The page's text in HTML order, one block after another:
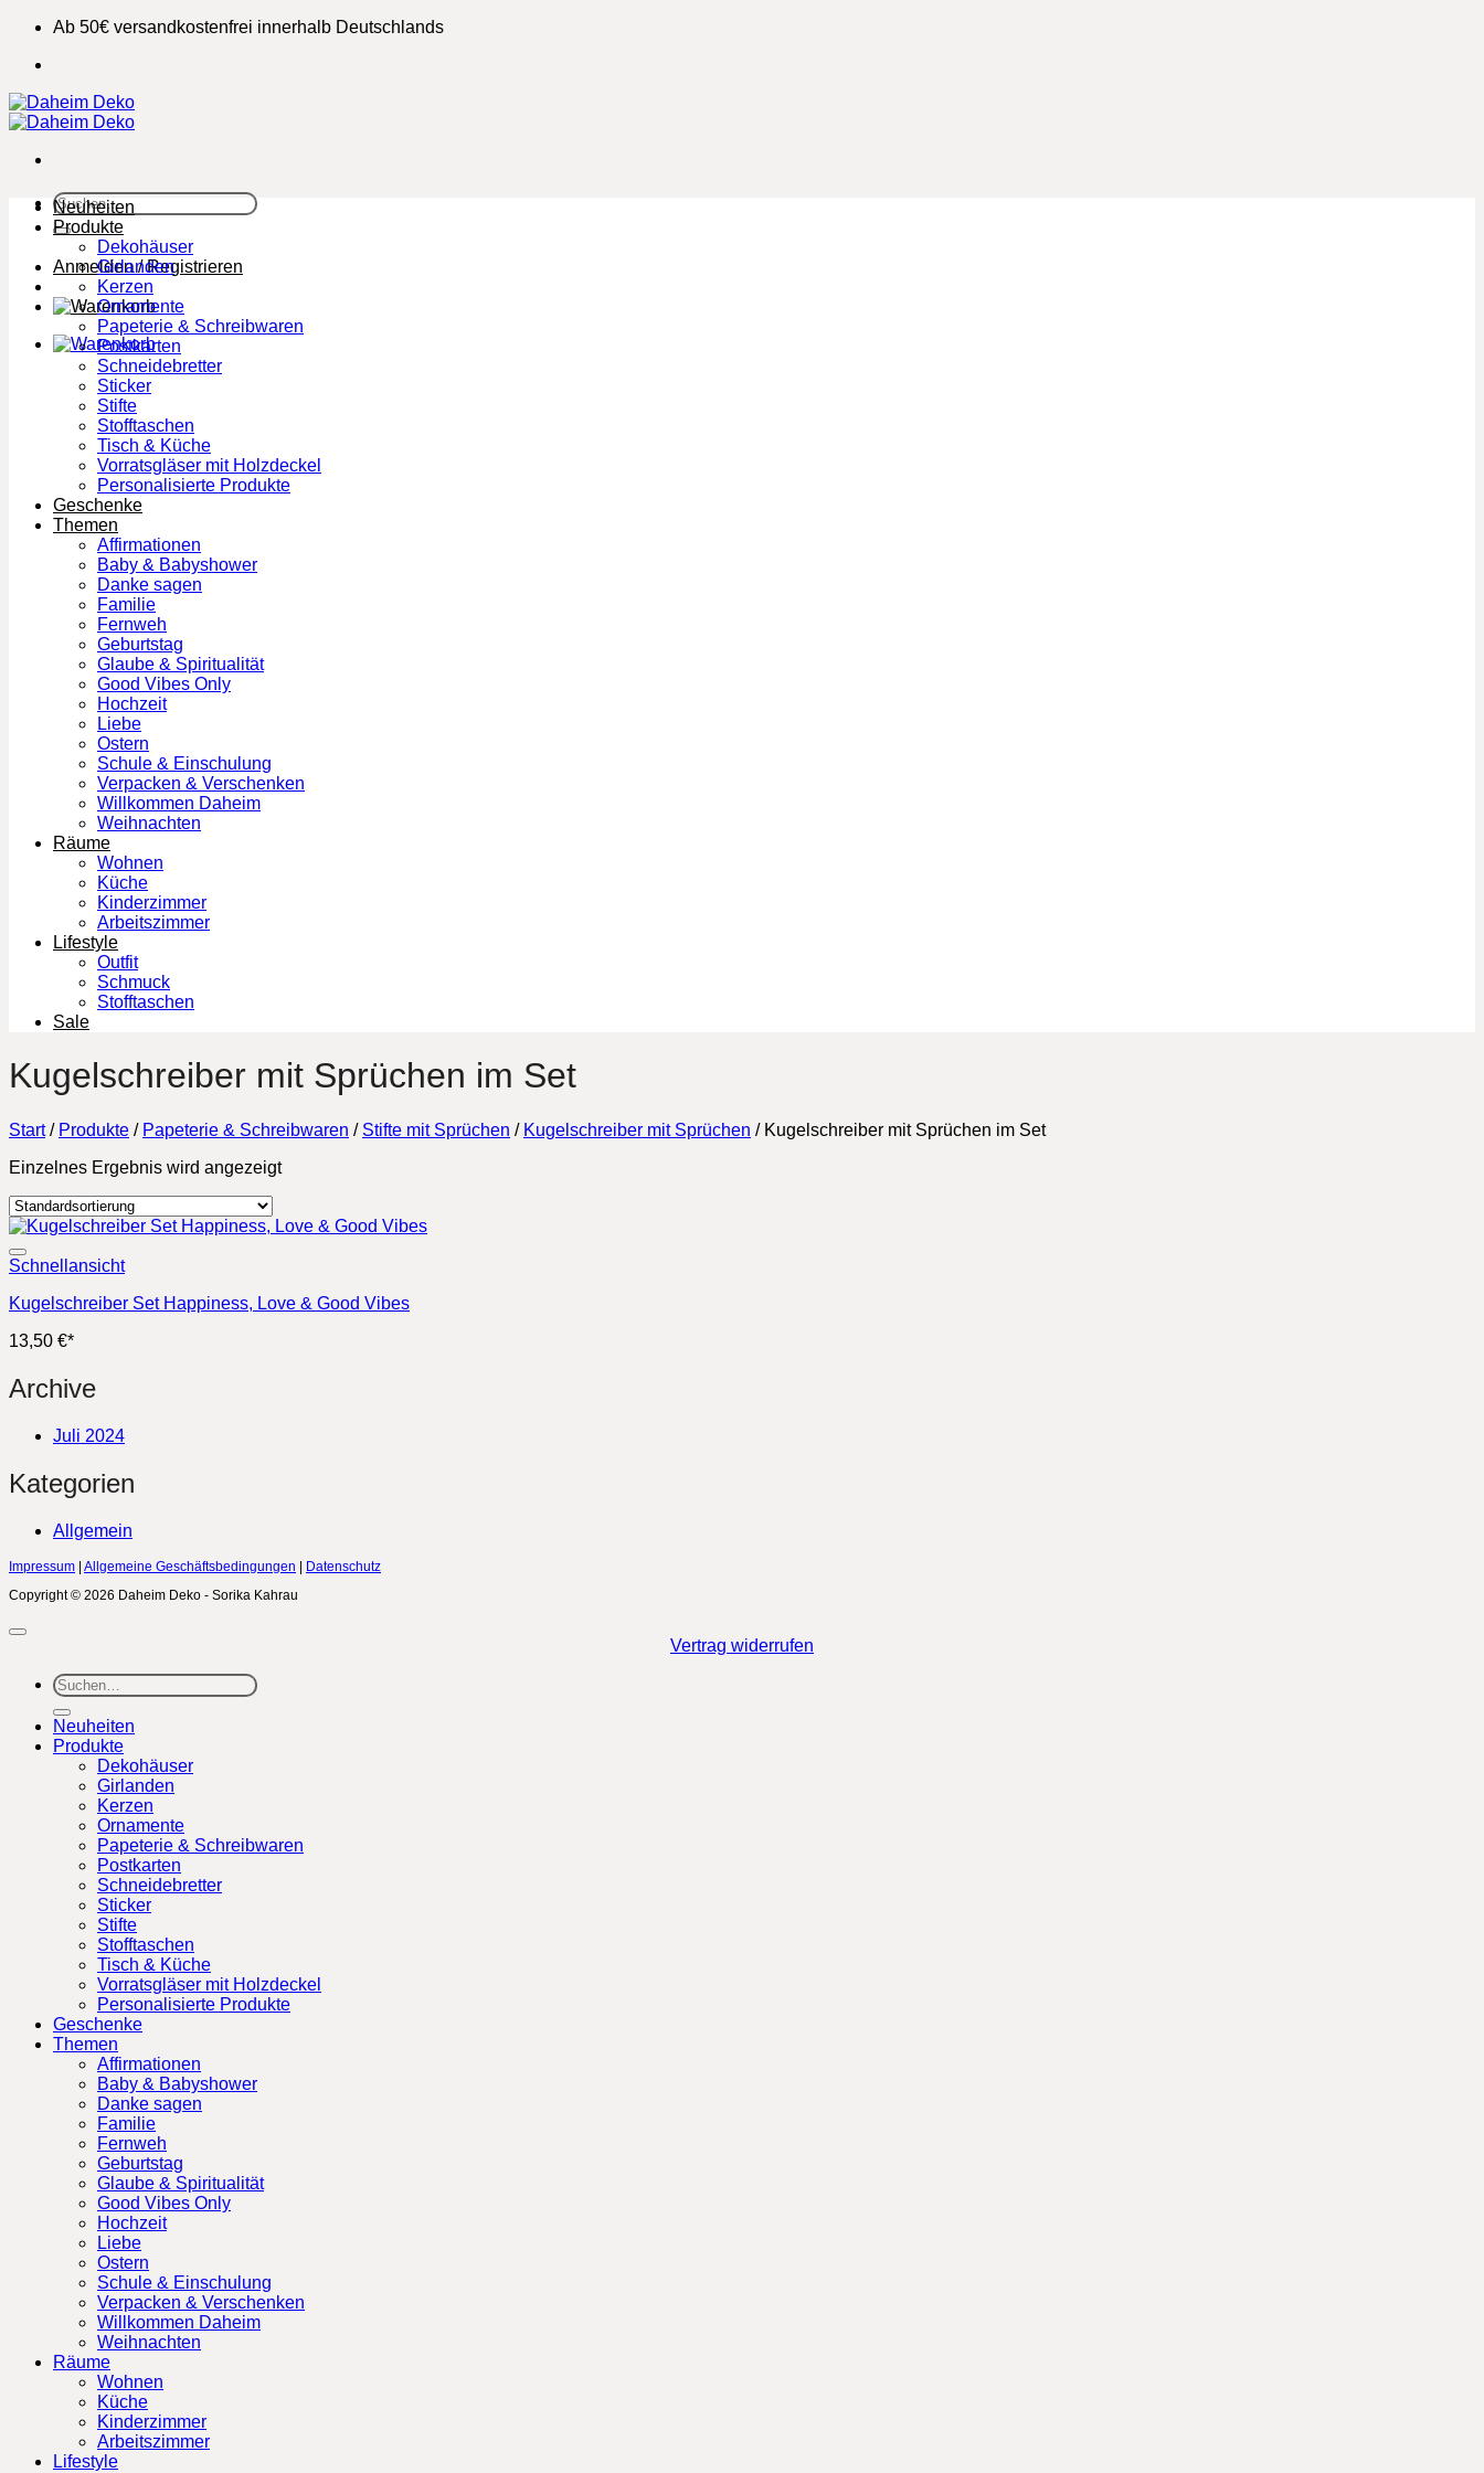
Zum
springen
Ab 50€ versandkostenfrei innerhalb Deutschlands
Suchen
nach:
Anmelden / Registrieren
Neuheiten
Produkte
Dekohäuser
Girlanden
Kerzen
Ornamente
Papeterie & Schreibwaren
Postkarten
Schneidebretter
Sticker
Stifte
Stofftaschen
Tisch & Küche
Vorratsgläser mit Holzdeckel
Personalisierte Produkte
Geschenke
Themen
Affirmationen
Baby & Babyshower
Danke sagen
Familie
Fernweh
Geburtstag
Glaube & Spiritualität
Good Vibes Only
Hochzeit
Liebe
Ostern
Schule & Einschulung
Verpacken & Verschenken
Willkommen Daheim
Weihnachten
Räume
Wohnen
Küche
Kinderzimmer
Arbeitszimmer
Lifestyle
Outfit
Schmuck
Stofftaschen
Sale
Kugelschreiber mit Sprüchen im Set
Start / Produkte / Papeterie & Schreibwaren / Stifte mit Sprüchen / Kugelschreiber mit Sprüchen /Kugelschreiber mit Sprüchen im Set
Einzelnes Ergebnis wird angezeigt
Schnellansicht
Kugelschreiber Set Happiness, Love & Good Vibes
13,50 €*
Archive
Juli 2024
Kategorien
Allgemein
Impressum | Allgemeine Geschäftsbedingungen | Datenschutz
Copyright © 2026 Daheim Deko - Sorika Kahrau
Vertrag widerrufen
Suchen
nach:
Neuheiten
Produkte
Dekohäuser
Girlanden
Kerzen
Ornamente
Papeterie & Schreibwaren
Postkarten
Schneidebretter
Sticker
Stifte
Stofftaschen
Tisch & Küche
Vorratsgläser mit Holzdeckel
Personalisierte Produkte
Geschenke
Themen
Affirmationen
Baby & Babyshower
Danke sagen
Familie
Fernweh
Geburtstag
Glaube & Spiritualität
Good Vibes Only
Hochzeit
Liebe
Ostern
Schule & Einschulung
Verpacken & Verschenken
Willkommen Daheim
Weihnachten
Räume
Wohnen
Küche
Kinderzimmer
Arbeitszimmer
Lifestyle